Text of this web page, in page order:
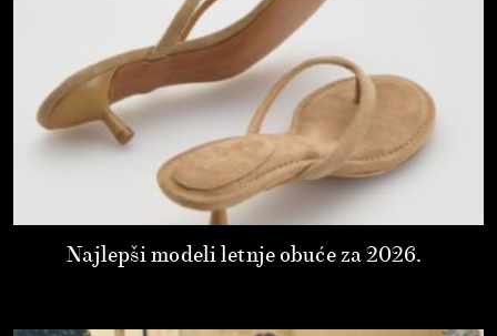
Najlepši modeli letnje obuće za 2026.